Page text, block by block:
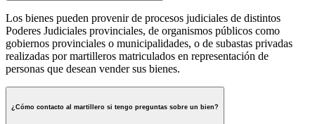
Los bienes pueden provenir de procesos judiciales de distintos
Poderes Judiciales provinciales, de organismos públicos como
gobiernos provinciales o municipalidades, o de subastas privadas
realizadas por martilleros matriculados en representación de
personas que desean vender sus bienes.
¿Cómo contacto al martillero si tengo preguntas sobre un bien?